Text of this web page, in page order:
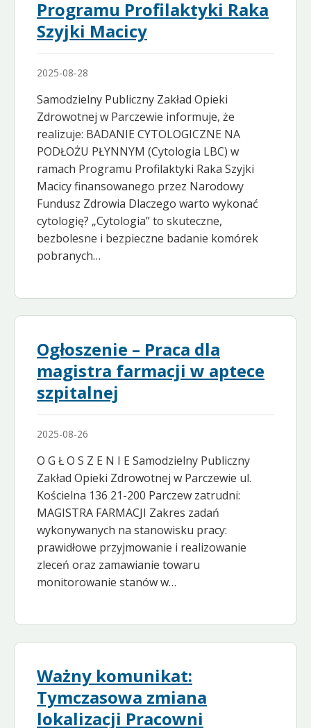
Programu Profilaktyki Raka
Szyjki Macicy
2025-08-28
Samodzielny Publiczny Zakład Opieki
Zdrowotnej w Parczewie informuje, że
realizuje: BADANIE CYTOLOGICZNE NA
PODŁOŻU PŁYNNYM (Cytologia LBC) w
ramach Programu Profilaktyki Raka Szyjki
Macicy finansowanego przez Narodowy
Fundusz Zdrowia Dlaczego warto wykonać
cytologię? „Cytologia” to skuteczne,
bezbolesne i bezpieczne badanie komórek
pobranych…
Ogłoszenie – Praca dla
magistra farmacji w aptece
szpitalnej
2025-08-26
O G Ł O S Z E N I E Samodzielny Publiczny
Zakład Opieki Zdrowotnej w Parczewie ul.
Kościelna 136 21-200 Parczew zatrudni:
MAGISTRA FARMACJI Zakres zadań
wykonywanych na stanowisku pracy:
prawidłowe przyjmowanie i realizowanie
zleceń oraz zamawianie towaru
monitorowanie stanów w…
Ważny komunikat:
Tymczasowa zmiana
lokalizacji Pracowni